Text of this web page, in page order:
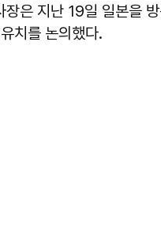
은 지난 19일 일본을
치를 논의했다.